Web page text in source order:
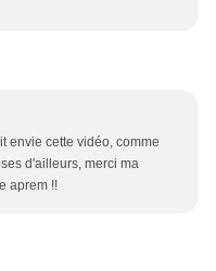
envie cette vidéo, comme
d'ailleurs, merci ma
aprem !!